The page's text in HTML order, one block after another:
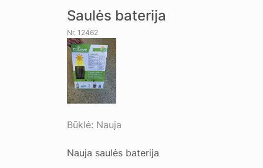
Saulės baterija
Nr. 12462
Būklė: Nauja
Nauja saulės baterija